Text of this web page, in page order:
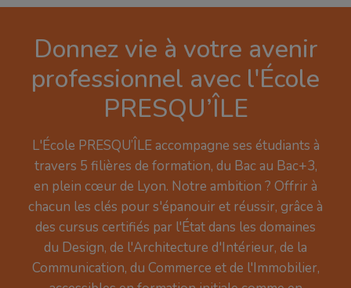
Donnez vie à votre avenir
professionnel avec l'École
PRESQU’ÎLE
L'École PRESQU’ÎLE accompagne ses étudiants à
travers 5 filières de formation, du Bac au Bac+3,
en plein cœur de Lyon. Notre ambition ? Offrir à
chacun les clés pour s'épanouir et réussir, grâce à
des cursus certifiés par l'État dans les domaines
du Design, de l'Architecture d'Intérieur, de la
Communication, du Commerce et de l'Immobilier,